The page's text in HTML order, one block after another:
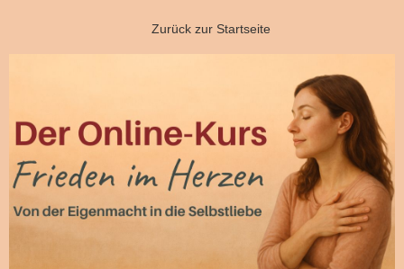
Zurück zur Startseite